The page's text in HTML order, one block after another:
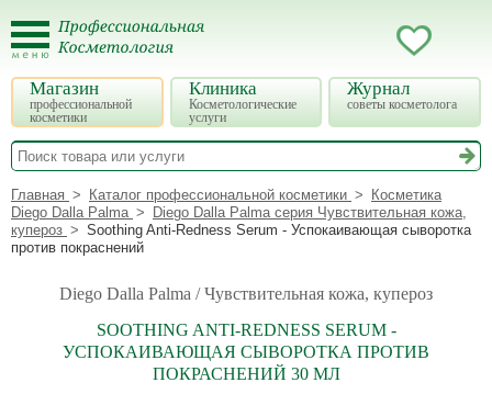
Магазин
профессиональной
косметики
Клиника
Косметологические
услуги
Журнал
советы косметолога
Главная Каталог профессиональной косметики
Косметика
Diego Dalla Palma
Diego Dalla Palma серия Чувствительная кожа,
купероз
Soothing Anti-Redness Serum - Успокаивающая сыворотка
против покраснений
Diego Dalla Palma / Чувствительная кожа, купероз
SOOTHING ANTI-REDNESS SERUM -
УСПОКАИВАЮЩАЯ СЫВОРОТКА ПРОТИВ
ПОКРАСНЕНИЙ 30 МЛ